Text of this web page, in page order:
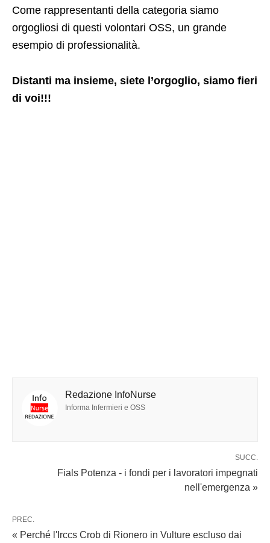
Come rappresentanti della categoria siamo
orgogliosi di questi volontari OSS, un grande
esempio di professionalità.
Distanti ma insieme, siete l’orgoglio, siamo fieri
di voi!!!
Redazione InfoNurse
Informa Infermieri e OSS
SUCC.
Fials Potenza - i fondi per i lavoratori impegnati
nell'emergenza »
PREC.
« Perché l'Irccs Crob di Rionero in Vulture escluso dai